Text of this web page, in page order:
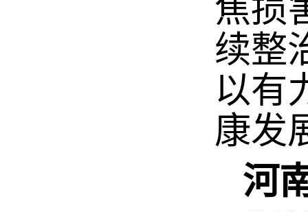
焦损
续整
以有
康发
河